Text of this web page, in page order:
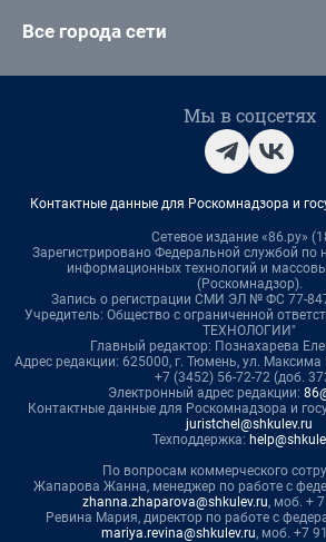
Все города сети
Мы в соцсетях
Контактные данные для Роскомнадзора и
Сетевое издание «86.ру»
Зарегистрировано Федеральной службой по
информационных технологий и
(Роскомнадзор).
Запись о регистрации СМИ ЭЛ № ФС 77-
Учредитель: Общество с ограниченной
ТЕХНОЛОГИИ"
Главный редактор: Познахарева
Адрес редакции: 625000, г. Тюмень, ул. Максима
+7 (3452) 56-72-72 (доб.
Электронный адрес редакции:
Контактные данные для Роскомнадзора и
juristchel@shkulev.ru
Техподдержка:
По вопросам коммерческого
Жапарова Жанна, менеджер по работе с
zhanna.zhaparova@shkulev.ru, моб. +
Ревина Мария, директор по работе с
mariya.revina@shkulev.ru, моб. +7